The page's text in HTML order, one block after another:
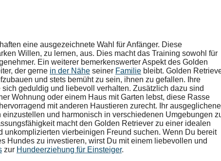
eine ausgezeichnete Wahl für Anfänger. Diese
Willen, zu lernen, aus. Dies macht das Training sowohl für
Ein weiterer bemerkenswerter Aspekt des Golden
der gerne in der Nähe seiner Familie bleibt. Golden
und stets bemüht zu sein, ihnen zu gefallen. Ihre
geduldig und liebevoll verhalten. Zusätzlich dazu sind
Wohnung oder einem Haus mit Garten lebst, diese Rasse
mit anderen Haustieren zurecht. Ihr
und harmonisch in verschiedenen Umgebungen
macht den Golden Retriever zu einer idealen
vierbeinigen Freund suchen. Wenn Du bereit
Hundes zu investieren, wirst Du mit einem liebevollen und
zur Hundeerziehung für Einsteiger.